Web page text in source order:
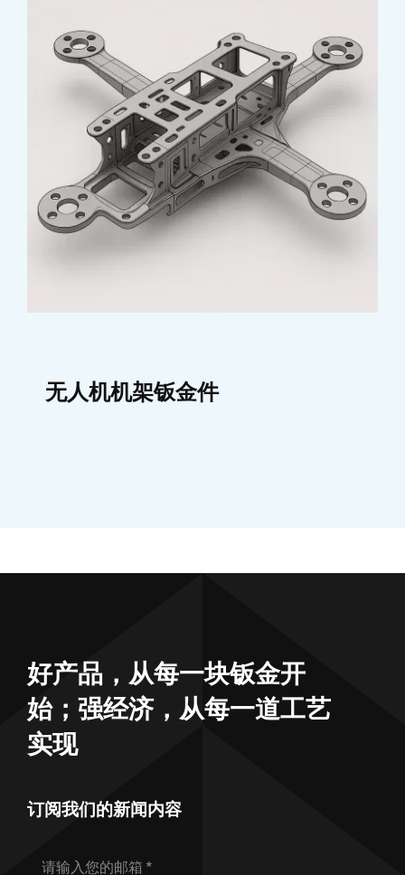
无人机机架钣金件
好产品，从每一块钣金开
始；强经济，从每一道工艺
实现
订阅我们的新闻内容